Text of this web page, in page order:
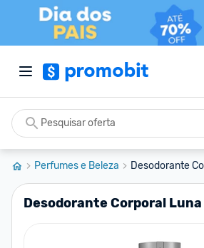
Perfumes e Beleza Desodorante
Desodorante Corporal Luna